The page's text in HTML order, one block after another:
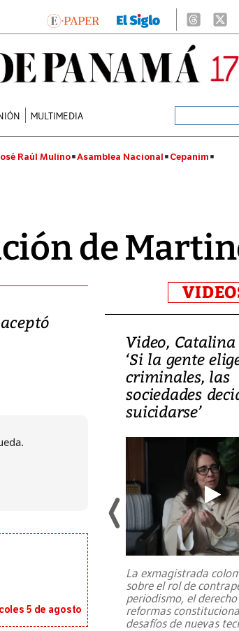
MULTIMEDIA
Raúl Mulino Asamblea Nacional Cepanim
de
5 de agosto
de magnitud
de Kumamoto,
una
Video,
‘Si la gente
criminales, las
sociedades
suicidarse’
La exmagistrada
sobre el rol de
periodismo, el
reformas
desafíos de nuevas